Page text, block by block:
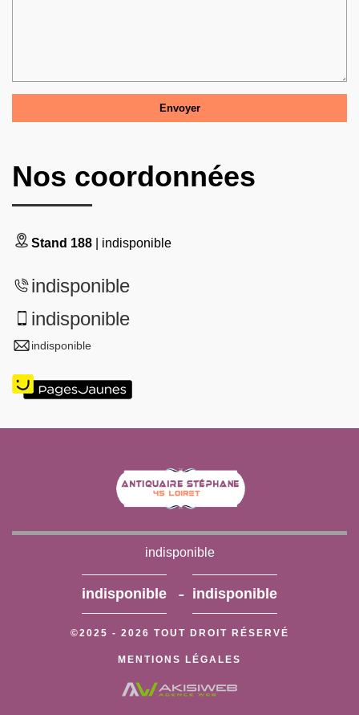
Nos coordonnées
Stand 188 | indisponible
indisponible
indisponible
indisponible
indisponible
indisponible - indisponible
©2025 - 2026 TOUT DROIT RÉSERVÉ
MENTIONS LÉGALES